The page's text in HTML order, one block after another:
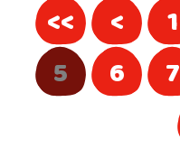
<< < 1
5
6 7